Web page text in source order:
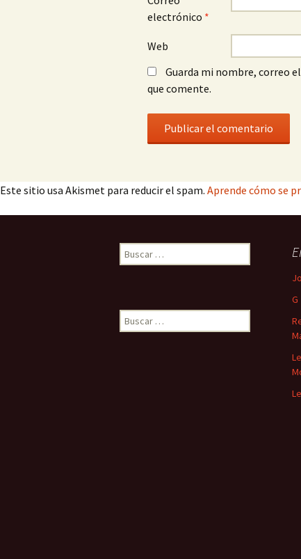
electrónico *
Web
Guarda mi nombre, correo
que comente.
Este sitio usa Akismet para reducir el spam. Aprende cómo se
Buscar:
G
Buscar: